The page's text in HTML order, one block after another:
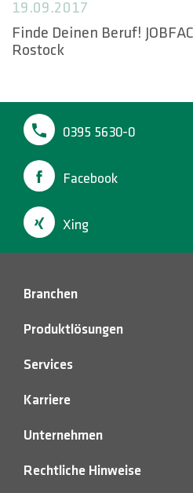
19.09.2017
Finde Deinen Beruf!
Rostock
0395 5630-0
Facebook
Xing
Branchen
Produktlösungen
Services
Karriere
Unternehmen
Rechtliche Hinweise